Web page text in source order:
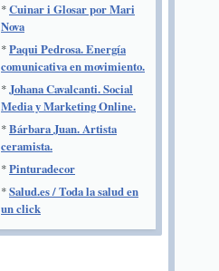
*Cuinar i Glosar por Mari
Nova
*Paqui Pedrosa. Energía
comunicativa en movimiento.
*Johana Cavalcanti. Social
Media y Marketing Online.
*Bárbara Juan. Artista
ceramista.
*Pinturadecor
*Salud.es / Toda la salud en
un click